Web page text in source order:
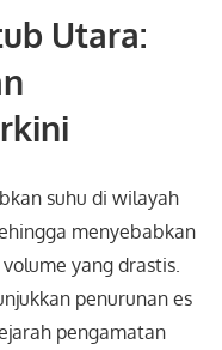
Utara:
suhu di wilayah
menyebabkan
yang drastis.
penurunan es
pengamatan